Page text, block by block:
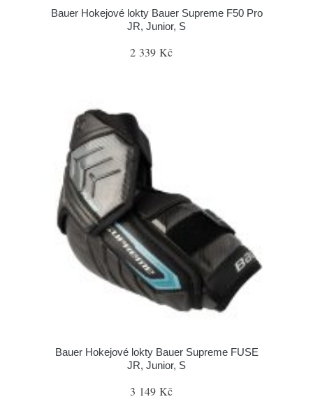
Bauer Hokejové lokty Bauer Supreme F50 Pro
JR, Junior, S
2 339 Kč
Bauer Hokejové lokty Bauer Supreme FUSE
JR, Junior, S
3 149 Kč